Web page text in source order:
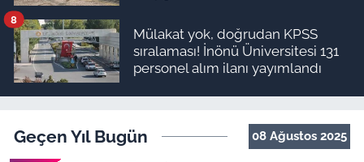
Mülakat yok, doğrudan KPSS
sıralaması! İnönü Üniversitesi 131
personel alım ilanı yayımlandı
8
Geçen Yıl Bugün 08 Ağustos 2025